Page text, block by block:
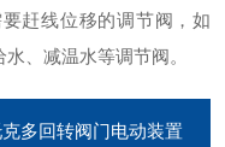
赶线位移的调节阀，如
、减温水等调节阀。
多回转阀门电动装置